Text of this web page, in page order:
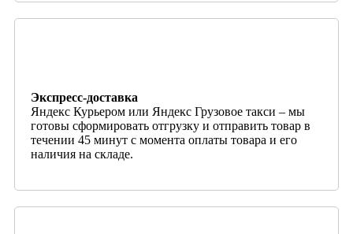
Экспресс-доставка
Яндекс Курьером или Яндекс Грузовое такси – мы
готовы сформировать отгрузку и отправить товар в
течении 45 минут с момента оплаты товара и его
наличия на складе.